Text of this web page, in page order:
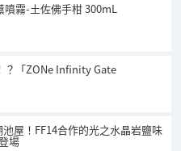
霧-土佐佛手柑 300mL
？「ZONe Infinity Gate
屋！FF14合作的光之水晶岩鹽味
場